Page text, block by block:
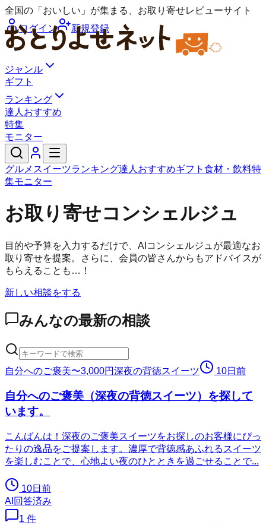
全国の「おいしい」が集まる、お取り寄せレビューサイト
ログイン
新規登録
ジャンル
ギフト
ランキング
達人おすすめ
特集
モニター
グルメ スイーツランキング達人おすすめギフト 食材・飲料特
集モニター
お取り寄せコンシェルジュ
目的や予算を入力するだけで、AIコンシェルジュが最適なお
取り寄せを提案。さらに、会員の皆さんからもアドバイスが
もらえることも…！
新しい相談をする
みんなの最新の相談
自分へのご褒美〜3,000円深夜の背徳スイーツ 10日前
自分へのご褒美（深夜の背徳スイーツ）を探して
います。
こんばんは！深夜のご褒美スイーツをお探しのお客様にぴっ
たりの逸品をご提案します。濃厚で背徳感あふれるスイーツ
を楽しむことで、心地よい夜のひとときを過ごせることで...
10日前
AI回答済み
1 件